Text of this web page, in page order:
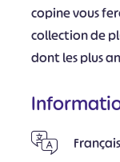
copine vous
collection de
dont les plus
Français